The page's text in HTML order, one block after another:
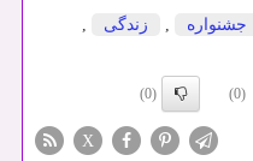
جشنواره , زندگی
,
(0)
(0)
X